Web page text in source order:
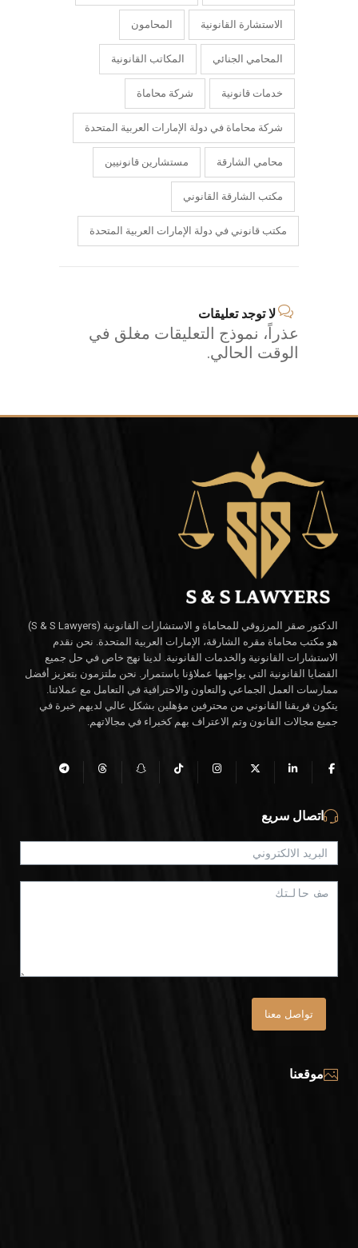
الاستشارة القانونية المحامون
المحامي الجنائي المكاتب القانونية
خدمات قانونية شركة محاماة
شركة محاماة في دولة الإمارات العربية المتحدة
محامي الشارقة مستشارين قانونيين
مكتب الشارقة القانوني
مكتب قانوني في دولة الإمارات العربية المتحدة
لا توجد تعليقات
عذراً، نموذج التعليقات مغلق في
الوقت الحالي.
الدكتور صقر المرزوقي للمحاماة و الاستشارات القانونية (S & S Lawyers)
هو مكتب محاماة مقره الشارقة، الإمارات العربية المتحدة. نحن نقدم
الاستشارات القانونية والخدمات القانونية. لدينا نهج خاص في حل جميع
القضايا القانونية التي يواجهها عملاؤنا باستمرار. نحن ملتزمون بتعزيز أفضل
ممارسات العمل الجماعي والتعاون والاحترافية في التعامل مع عملائنا.
يتكون فريقنا القانوني من محترفين مؤهلين بشكل عالي لديهم خبرة في
جميع مجالات القانون وتم الاعتراف بهم كخبراء في مجالاتهم.
اتصال سريع
تواصل معنا
موقعنا